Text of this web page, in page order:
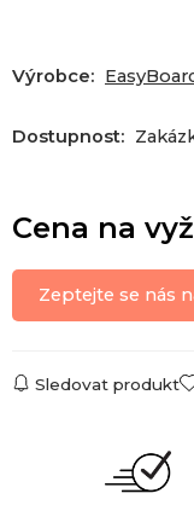
Výrobce:
Dostupnost:
Cena na
Zeptejte se nás
Sledovat produkt